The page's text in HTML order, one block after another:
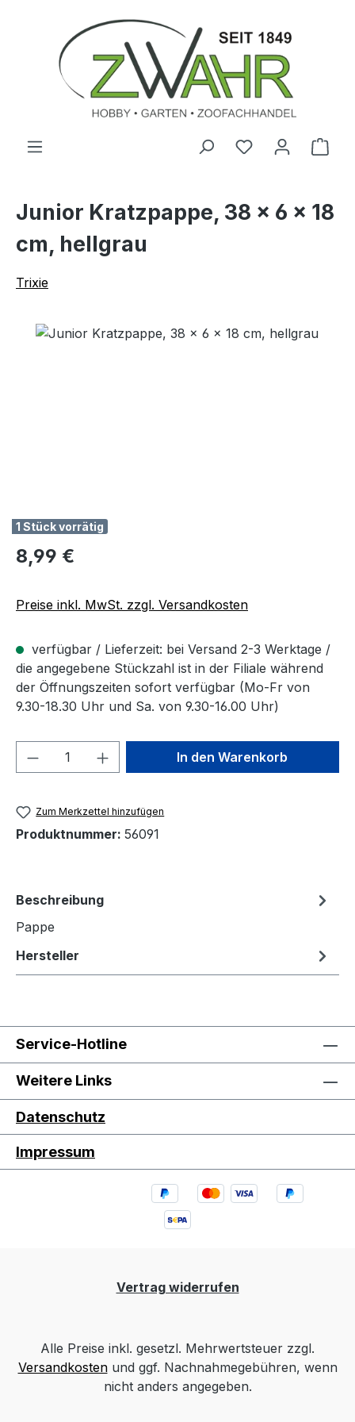
Zum Hauptinhalt springen
Junior Kratzpappe, 38 × 6 × 18
cm, hellgrau
Trixie
Bildergalerie überspringen
1 Stück vorrätig
Regulärer Preis:
8,99 €
Preise inkl. MwSt. zzgl. Versandkosten
verfügbar / Lieferzeit: bei Versand 2-3 Werktage /
die angegebene Stückzahl ist in der Filiale während
der Öffnungszeiten sofort verfügbar (Mo-Fr von
9.30-18.30 Uhr und Sa. von 9.30-16.00 Uhr)
Produkt Anzahl: Gib denIn den Warenkorb
Zum Merkzettel hinzufügen
Produktnummer: 56091
Beschreibung
Pappe
Hersteller
Service-Hotline
Weitere Links
Datenschutz
Impressum
Vertrag widerrufen
Alle Preise inkl. gesetzl. Mehrwertsteuer zzgl.
Versandkostenund ggf. Nachnahmegebühren, wenn
nicht anders angegeben.